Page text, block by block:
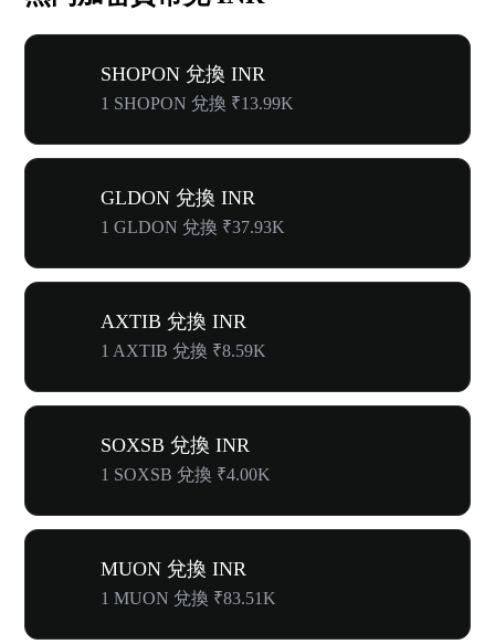
SHOPON 兌換 INR
1 SHOPON 兌換 ₹13.99K
GLDON 兌換 INR
1 GLDON 兌換 ₹37.93K
AXTIB 兌換 INR
1 AXTIB 兌換 ₹8.59K
SOXSB 兌換 INR
1 SOXSB 兌換 ₹4.00K
MUON 兌換 INR
1 MUON 兌換 ₹83.51K